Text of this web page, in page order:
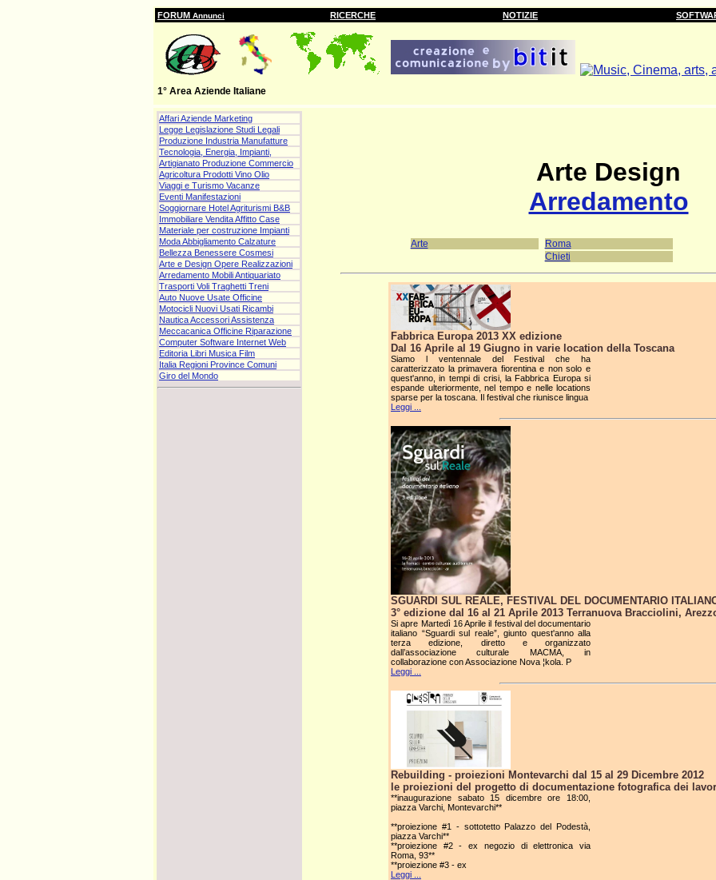
FORUM Annunci RICERCHE NOTIZIE
1° Area Aziende Italiane
Affari Aziende Marketing
Legge Legislazione Studi Legali
Produzione Industria Manufatture
Tecnologia, Energia, Impianti,
Artigianato Produzione Commercio
Agricoltura Prodotti Vino Olio
Viaggi e Turismo Vacanze
Eventi Manifestazioni
Soggiornare Hotel Agriturismi B&B
Immobiliare Vendita Affitto Case
Materiale per costruzione Impianti
Moda Abbigliamento Calzature
Bellezza Benessere Cosmesi
Arte e Design Opere Realizzazioni
Arredamento Mobili Antiquariato
Trasporti Voli Traghetti Treni
Auto Nuove Usate Officine
Motocicli Nuovi Usati Ricambi
Nautica Accessori Assistenza
Meccacanica Officine Riparazione
Computer Software Internet Web
Editoria Libri Musica Film
Italia Regioni Province Comuni
Giro del Mondo
Arte Design
Arredamento
Arte
Roma
Chieti
Fabbrica Europa 2013 XX edizione
Dal 16 Aprile al 19 Giugno in varie location della Toscana
Siamo l ventennale del Festival che ha
caratterizzato la primavera fiorentina e non solo e
quest'anno, in tempi di crisi, la Fabbrica Europa si
espande ulteriormente, nel tempo e nelle locations
sparse per la toscana. Il festival che riunisce lingua
Leggi ...
SGUARDI SUL REALE, FESTIVAL DEL DOCUMENTARIO
3° edizione dal 16 al 21 Aprile 2013 Terranuova Bracciolini,
Si apre Martedì 16 Aprile il festival del documentario
italiano “Sguardi sul reale”, giunto quest'anno alla
terza edizione, diretto e organizzato
dall’associazione culturale MACMA, in
collaborazione con Associazione Nova ¦kola. P
Leggi ...
Rebuilding - proiezioni Montevarchi dal 15 al 29 Dicembre 2012
le proiezioni del progetto di documentazione fotografica dei
**inaugurazione sabato 15 dicembre ore 18:00,
piazza Varchi, Montevarchi**
**proiezione #1 - sottotetto Palazzo del Podestà,
piazza Varchi**
**proiezione #2 - ex negozio di elettronica via
Roma, 93**
**proiezione #3 - ex
Leggi ...